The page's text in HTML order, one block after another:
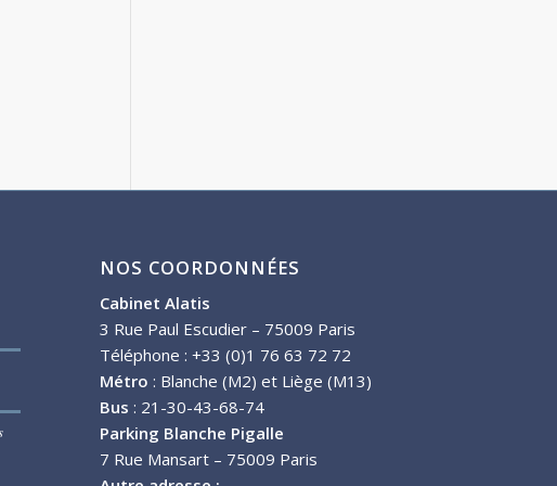
NOS COORDONNÉES
Cabinet Alatis
3 Rue Paul Escudier – 75009 Paris
Téléphone : +33 (0)1 76 63 72 72
Métro : Blanche (M2) et Liège (M13)
Bus : 21-30-43-68-74
Parking Blanche Pigalle
7 Rue Mansart – 75009 Paris